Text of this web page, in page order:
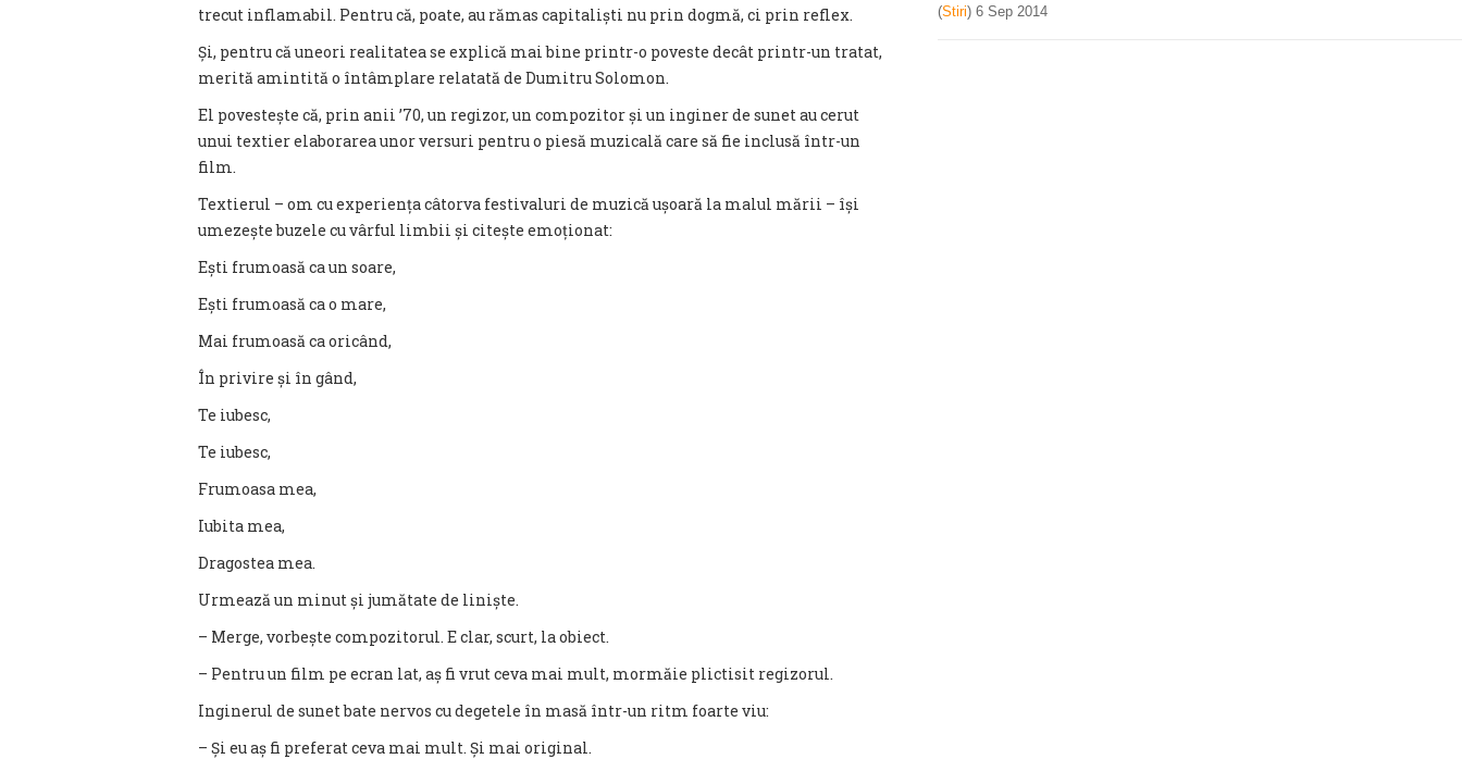
trecut inflamabil. Pentru că, poate, au rămas capitaliști nu prin dogmă, ci prin reflex.
Și, pentru că uneori realitatea se explică mai bine printr-o poveste decât printr-un tratat,
merită amintită o întâmplare relatată de Dumitru Solomon.
El povestește că, prin anii ’70, un regizor, un compozitor și un inginer de sunet au cerut
unui textier elaborarea unor versuri pentru o piesă muzicală care să fie inclusă într-un
film.
Textierul – om cu experiența câtorva festivaluri de muzică ușoară la malul mării – își
umezește buzele cu vârful limbii și citește emoționat:
Ești frumoasă ca un soare,
Ești frumoasă ca o mare,
Mai frumoasă ca oricând,
În privire și în gând,
Te iubesc,
Te iubesc,
Frumoasa mea,
Iubita mea,
Dragostea mea.
Urmează un minut și jumătate de liniște.
– Merge, vorbește compozitorul. E clar, scurt, la obiect.
– Pentru un film pe ecran lat, aș fi vrut ceva mai mult, mormăie plictisit regizorul.
Inginerul de sunet bate nervos cu degetele în masă într-un ritm foarte viu:
– Și eu aș fi preferat ceva mai mult. Și mai original.
(Stiri) 6 Sep 2014